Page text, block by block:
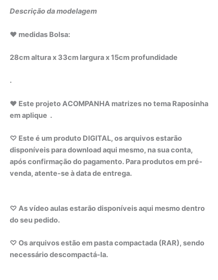
Descrição da modelagem
♥ medidas Bolsa:
28cm altura x 33cm largura x 15cm profundidade
.
♥ Este projeto ACOMPANHA matrizes no tema Raposinha
em aplique .
♡ Este é um produto DIGITAL, os arquivos estarão
disponíveis para download aqui mesmo, na sua conta,
após confirmação do pagamento. Para produtos em pré-
venda, atente-se à data de entrega.
♡ As vídeo aulas estarão disponíveis aqui mesmo dentro
do seu pedido.
♡ Os arquivos estão em pasta compactada (RAR), sendo
necessário descompactá-la.